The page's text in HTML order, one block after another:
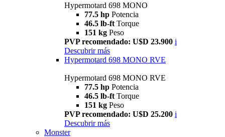
Hypermotard 698 MONO
77.5 hp Potencia
46.5 lb-ft Torque
151 kg Peso
PVP recomendado: U$D 23.900 i
Descubrir más
Hypermotard 698 MONO RVE
Hypermotard 698 MONO RVE
77.5 hp Potencia
46.5 lb-ft Torque
151 kg Peso
PVP recomendado: U$D 25.200 i
Descubrir más
Monster